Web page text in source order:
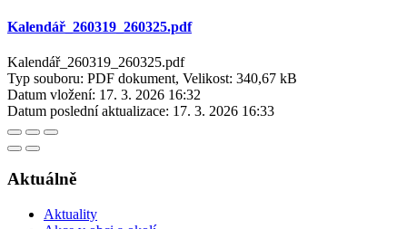
Kalendář_260319_260325.pdf
Kalendář_260319_260325.pdf
Typ souboru: PDF dokument, Velikost: 340,67 kB
Datum vložení: 17. 3. 2026 16:32
Datum poslední aktualizace: 17. 3. 2026 16:33
Aktuálně
Aktuality